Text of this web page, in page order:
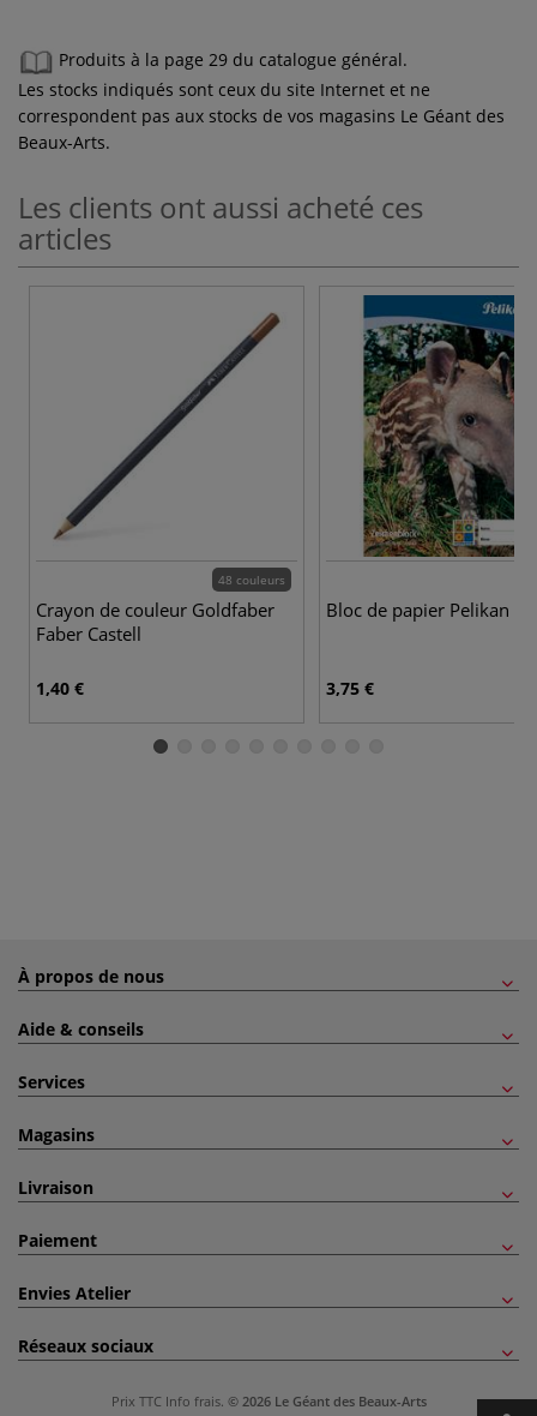
Produits à la page 29 du catalogue général.
Les stocks indiqués sont ceux du site Internet et ne
correspondent pas aux stocks de vos magasins Le Géant des
Beaux-Arts.
Les clients ont aussi acheté ces
articles
48 couleurs
Crayon de couleur Goldfaber
Faber Castell
1,40 €
Bloc de papier Pelikan
3,75 €
À propos de nous
Aide & conseils
Services
Magasins
Livraison
Paiement
Envies Atelier
Réseaux sociaux
Prix TTC Info frais. © 2026 Le Géant des Beaux-Arts